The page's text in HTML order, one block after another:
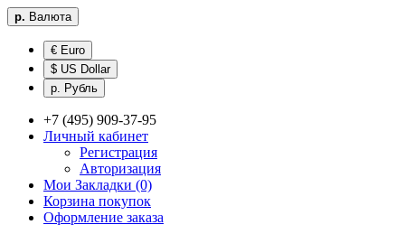
р. Валюта
€ Euro
$ US Dollar
р. Рубль
+7 (495) 909-37-95
Личный кабинет
Регистрация
Авторизация
Мои Закладки (0)
Корзина покупок
Оформление заказа